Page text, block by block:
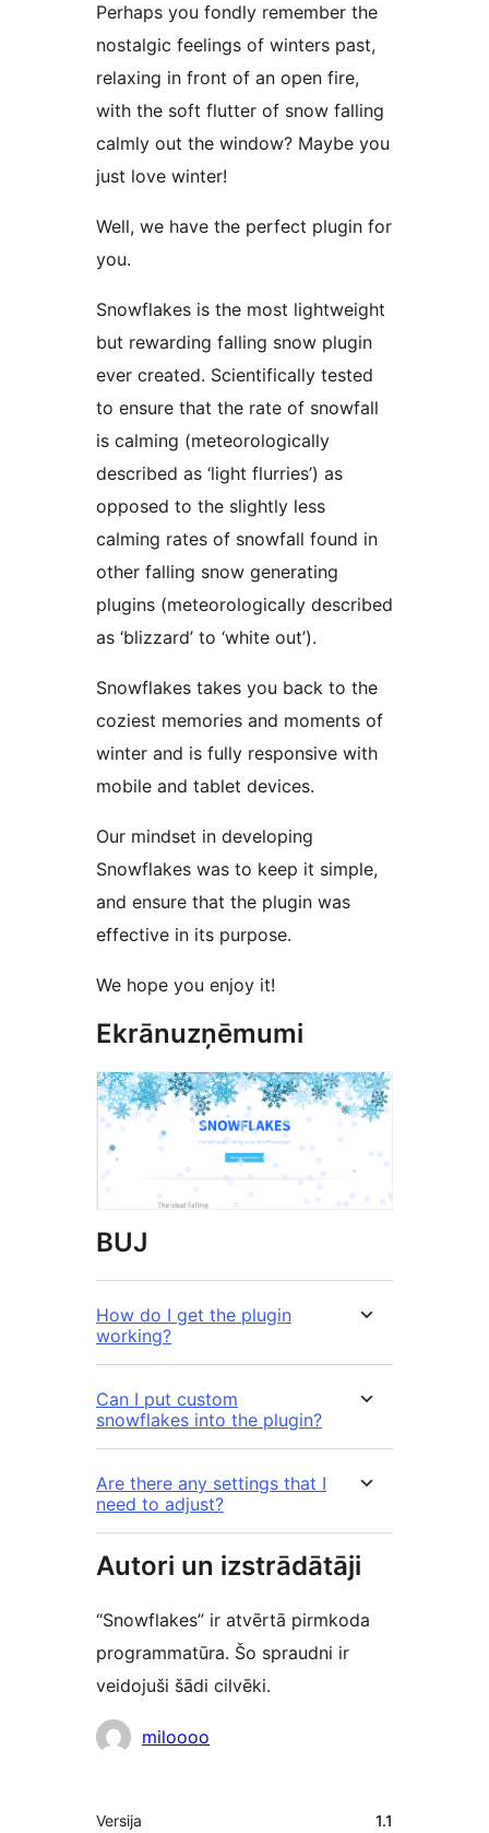
Perhaps you fondly remember the
nostalgic feelings of winters past,
relaxing in front of an open fire,
with the soft flutter of snow falling
calmly out the window? Maybe you
just love winter!
Well, we have the perfect plugin for
you.
Snowflakes is the most lightweight
but rewarding falling snow plugin
ever created. Scientifically tested
to ensure that the rate of snowfall
is calming (meteorologically
described as ‘light flurries’) as
opposed to the slightly less
calming rates of snowfall found in
other falling snow generating
plugins (meteorologically described
as ‘blizzard’ to ‘white out’).
Snowflakes takes you back to the
coziest memories and moments of
winter and is fully responsive with
mobile and tablet devices.
Our mindset in developing
Snowflakes was to keep it simple,
and ensure that the plugin was
effective in its purpose.
We hope you enjoy it!
Ekrānuzņēmumi
BUJ
How do I get the plugin
working?
Can I put custom
snowflakes into the plugin?
Are there any settings that I
need to adjust?
Autori un izstrādātāji
“Snowflakes” ir atvērtā pirmkoda
programmatūra. Šo spraudni ir
veidojuši šādi cilvēki.
Līdzdalībnieki
miloooo
Meta
Versija 1.1